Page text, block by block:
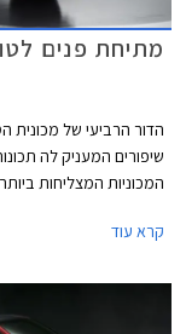
מתיחת פנים
שיפורים המעניק לה
המכוניות המצליחות
יאריס זכה בתואר בשנת 2000.
קרא עוד